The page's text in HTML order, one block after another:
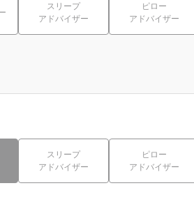
スリープ
アドバイザー
ピロー
アドバイザー
スリープ
アドバイザー
ピロー
アドバイザー